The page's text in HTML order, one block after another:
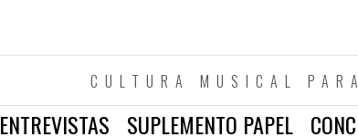
CULTURA MUSICAL
ENTREVISTAS SUPLEMENTO PAPEL